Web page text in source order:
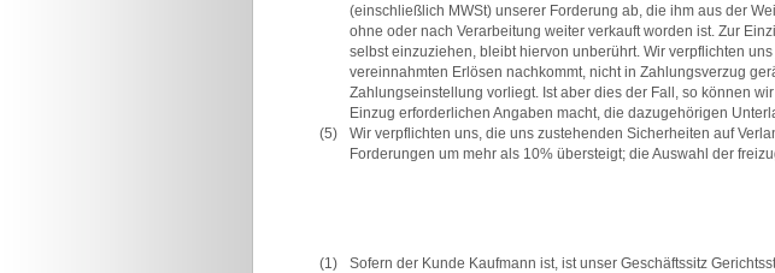
(einschließlich MWSt) unserer Forderung ab, die ihm aus der
ohne oder nach Verarbeitung weiter verkauft worden ist. Zur
selbst einzuziehen, bleibt hiervon unberührt. Wir verpflichten
vereinnahmten Erlösen nachkommt, nicht in Zahlungsverzug
Zahlungseinstellung vorliegt. Ist aber dies der Fall, so können
Einzug erforderlichen Angaben macht, die dazugehörigen
(5)
Wir verpflichten uns, die uns zustehenden Sicherheiten auf
Forderungen um mehr als 10% übersteigt; die Auswahl der
(1)
Sofern der Kunde Kaufmann ist, ist unser Geschäftssitz